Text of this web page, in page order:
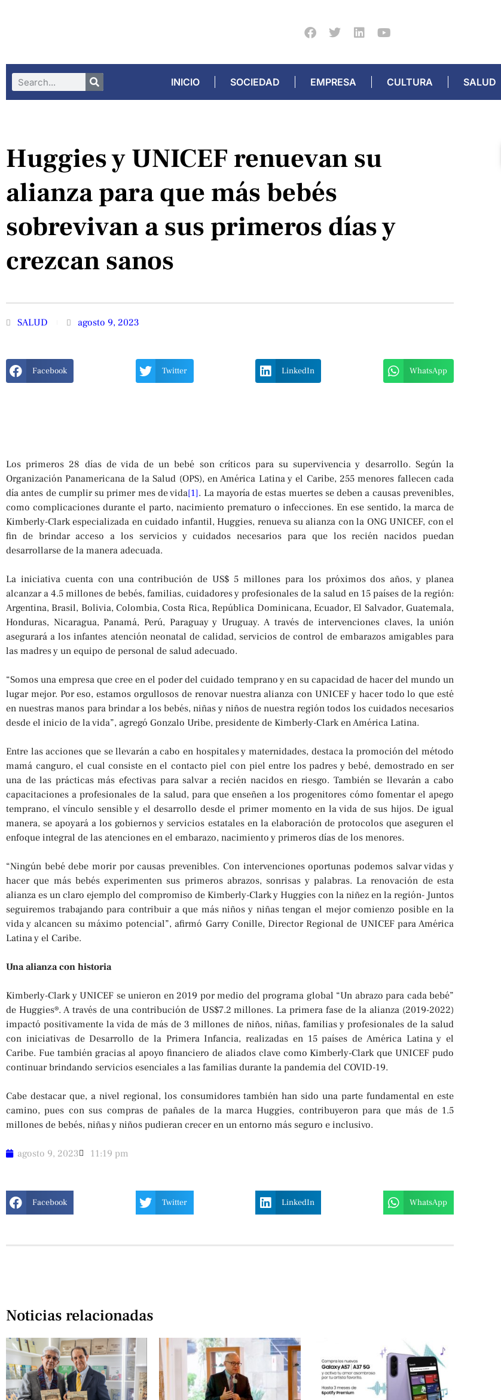
INICIO SOCIEDAD EMPRESA CULTURA SALUD
Huggies y UNICEF renuevan su
alianza para que más bebés
sobrevivan a sus primeros días y
crezcan sanos
SALUD agosto 9, 2023
Facebook Twitter LinkedIn WhatsApp
Los primeros 28 días de vida de un bebé son críticos para su supervivencia y desarrollo. Según la
Organización Panamericana de la Salud (OPS), en América Latina y el Caribe, 255 menores fallecen cada
día antes de cumplir su primer mes de vida[1]. La mayoría de estas muertes se deben a causas prevenibles,
como complicaciones durante el parto, nacimiento prematuro o infecciones. En ese sentido, la marca de
Kimberly-Clark especializada en cuidado infantil, Huggies, renueva su alianza con la ONG UNICEF, con el
fin de brindar acceso a los servicios y cuidados necesarios para que los recién nacidos puedan
desarrollarse de la manera adecuada.
La iniciativa cuenta con una contribución de US$ 5 millones para los próximos dos años, y planea
alcanzar a 4.5 millones de bebés, familias, cuidadores y profesionales de la salud en 15 países de la región:
Argentina, Brasil, Bolivia, Colombia, Costa Rica, República Dominicana, Ecuador, El Salvador, Guatemala,
Honduras, Nicaragua, Panamá, Perú, Paraguay y Uruguay. A través de intervenciones claves, la unión
asegurará a los infantes atención neonatal de calidad, servicios de control de embarazos amigables para
las madres y un equipo de personal de salud adecuado.
“Somos una empresa que cree en el poder del cuidado temprano y en su capacidad de hacer del mundo un
lugar mejor. Por eso, estamos orgullosos de renovar nuestra alianza con UNICEF y hacer todo lo que esté
en nuestras manos para brindar a los bebés, niñas y niños de nuestra región todos los cuidados necesarios
desde el inicio de la vida”, agregó Gonzalo Uribe, presidente de Kimberly-Clark en América Latina.
Entre las acciones que se llevarán a cabo en hospitales y maternidades, destaca la promoción del método
mamá canguro, el cual consiste en el contacto piel con piel entre los padres y bebé, demostrado en ser
una de las prácticas más efectivas para salvar a recién nacidos en riesgo. También se llevarán a cabo
capacitaciones a profesionales de la salud, para que enseñen a los progenitores cómo fomentar el apego
temprano, el vínculo sensible y el desarrollo desde el primer momento en la vida de sus hijos. De igual
manera, se apoyará a los gobiernos y servicios estatales en la elaboración de protocolos que aseguren el
enfoque integral de las atenciones en el embarazo, nacimiento y primeros días de los menores.
“Ningún bebé debe morir por causas prevenibles. Con intervenciones oportunas podemos salvar vidas y
hacer que más bebés experimenten sus primeros abrazos, sonrisas y palabras. La renovación de esta
alianza es un claro ejemplo del compromiso de Kimberly-Clark y Huggies con la niñez en la región- Juntos
seguiremos trabajando para contribuir a que más niños y niñas tengan el mejor comienzo posible en la
vida y alcancen su máximo potencial”, afirmó Garry Conille, Director Regional de UNICEF para América
Latina y el Caribe.
Una alianza con historia
Kimberly-Clark y UNICEF se unieron en 2019 por medio del programa global “Un abrazo para cada bebé”
de Huggies®. A través de una contribución de US$7.2 millones. La primera fase de la alianza (2019-2022)
impactó positivamente la vida de más de 3 millones de niños, niñas, familias y profesionales de la salud
con iniciativas de Desarrollo de la Primera Infancia, realizadas en 15 países de América Latina y el
Caribe. Fue también gracias al apoyo financiero de aliados clave como Kimberly-Clark que UNICEF pudo
continuar brindando servicios esenciales a las familias durante la pandemia del COVID-19.
Cabe destacar que, a nivel regional, los consumidores también han sido una parte fundamental en este
camino, pues con sus compras de pañales de la marca Huggies, contribuyeron para que más de 1.5
millones de bebés, niñas y niños pudieran crecer en un entorno más seguro e inclusivo.
agosto 9, 2023 11:19 pm
Facebook Twitter LinkedIn WhatsApp
Noticias relacionadas